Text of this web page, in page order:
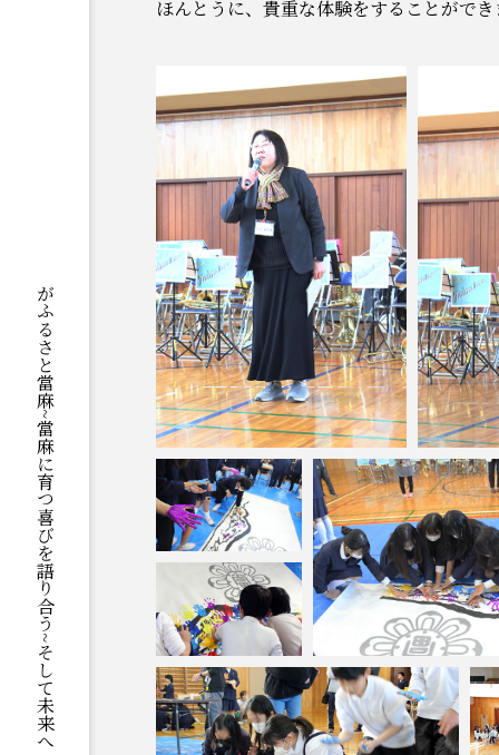
ここがふるさと當麻~當麻に育つ喜びを語り合う~そして未来へ
ほんとうに、貴重な体験をすることがで